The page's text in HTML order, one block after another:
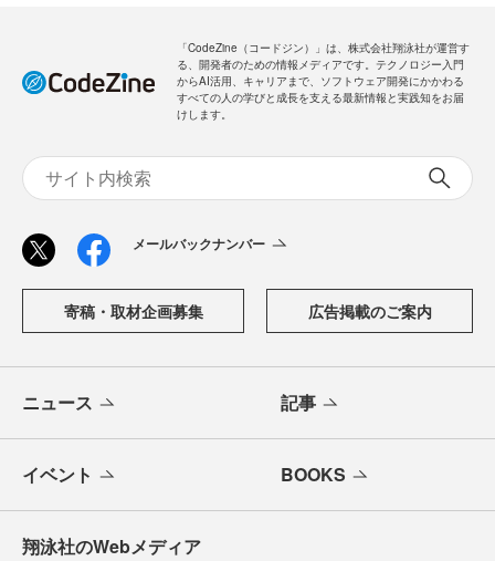
「CodeZine（コードジン）」は、株式会社翔泳社が運営す
る、開発者のための情報メディアです。テクノロジー入門
からAI活用、キャリアまで、ソフトウェア開発にかかわる
すべての人の学びと成長を支える最新情報と実践知をお届
けします。
メールバックナンバー
寄稿・取材企画募集 広告掲載のご案内
ニュース 記事
イベント BOOKS
翔泳社のWebメディア